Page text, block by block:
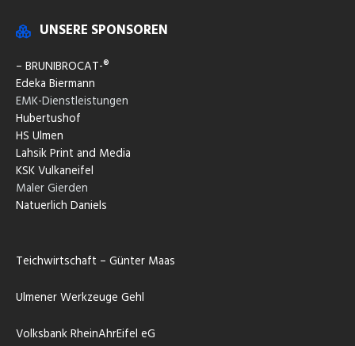
UNSERE SPONSOREN
– BRUNIBROCAT-®
Edeka Biermann
EMK-Dienstleistungen
Hubertushof
HS Ulmen
Lahsik Print and Media
KSK Vulkaneifel
Maler Gierden
Natuerlich Daniels
Teichwirtschaft – Günter Maas
Ulmener Werkzeuge Gehl
Volksbank RheinAhrEifel eG